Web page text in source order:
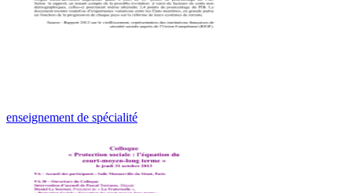
enseignement de spécialité